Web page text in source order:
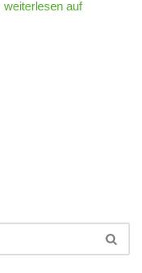
weiterlesen auf